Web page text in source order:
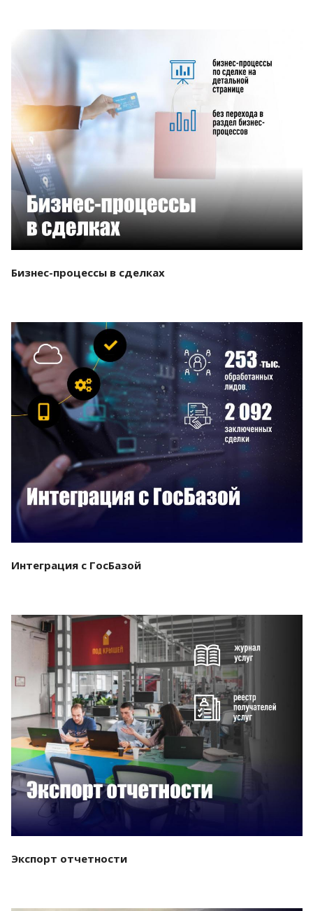
Бизнес-процессы в сделках
Смотреть проект
Интеграция с ГосБазой
Смотреть проект
Экспорт отчетности